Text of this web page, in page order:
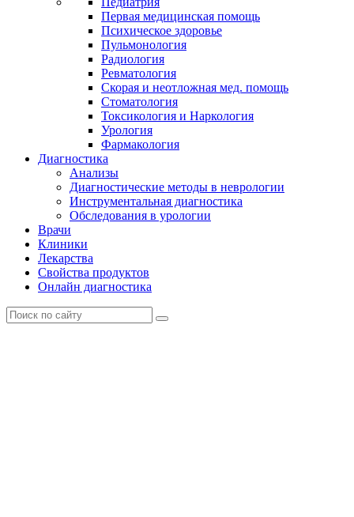
Первая медицинская помощь
Психическое здоровье
Пульмонология
Радиология
Ревматология
Скорая и неотложная мед. помощь
Стоматология
Токсикология и Наркология
Урология
Фармакология
Диагностика
Анализы
Диагностические методы в неврологии
Инструментальная диагностика
Обследования в урологии
Врачи
Клиники
Лекарства
Свойства продуктов
Онлайн диагностика